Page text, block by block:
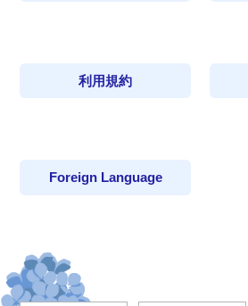
利用規約
Foreign Language